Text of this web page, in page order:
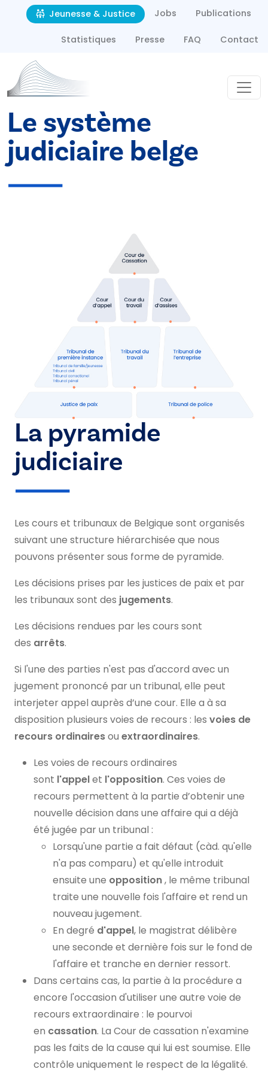
Aller au contenu principal
Second navigation
Jeunesse & Justice Jobs Publications
Statistiques Presse FAQ Contact
Le système
judiciaire belge
La pyramide
judiciaire
Les cours et tribunaux de Belgique sont organisés
suivant une structure hiérarchisée que nous
pouvons présenter sous forme de pyramide.
Les décisions prises par les justices de paix et par
les tribunaux sont des jugements.
Les décisions rendues par les cours sont
des arrêts.
Si l'une des parties n'est pas d'accord avec un
jugement prononcé par un tribunal, elle peut
interjeter appel auprès d’une cour. Elle a à sa
disposition plusieurs voies de recours : les voies de
recours ordinairesou extraordinaires.
Les voies de recours ordinaires
sont l'appelet l'opposition. Ces voies de
recours permettent à la partie d’obtenir une
nouvelle décision dans une affaire qui a déjà
été jugée par un tribunal :
Lorsqu'une partie a fait défaut (càd. qu'elle
n'a pas comparu) et qu'elle introduit
ensuite une opposition, le même tribunal
traite une nouvelle fois l'affaire et rend un
nouveau jugement.
En degré d'appel, le magistrat délibère
une seconde et dernière fois sur le fond de
l'affaire et tranche en dernier ressort.
Dans certains cas, la partie à la procédure a
encore l'occasion d'utiliser une autre voie de
recours extraordinaire : le pourvoi
en cassation. La Cour de cassation n'examine
pas les faits de la cause qui lui est soumise. Elle
contrôle uniquement le respect de la légalité.